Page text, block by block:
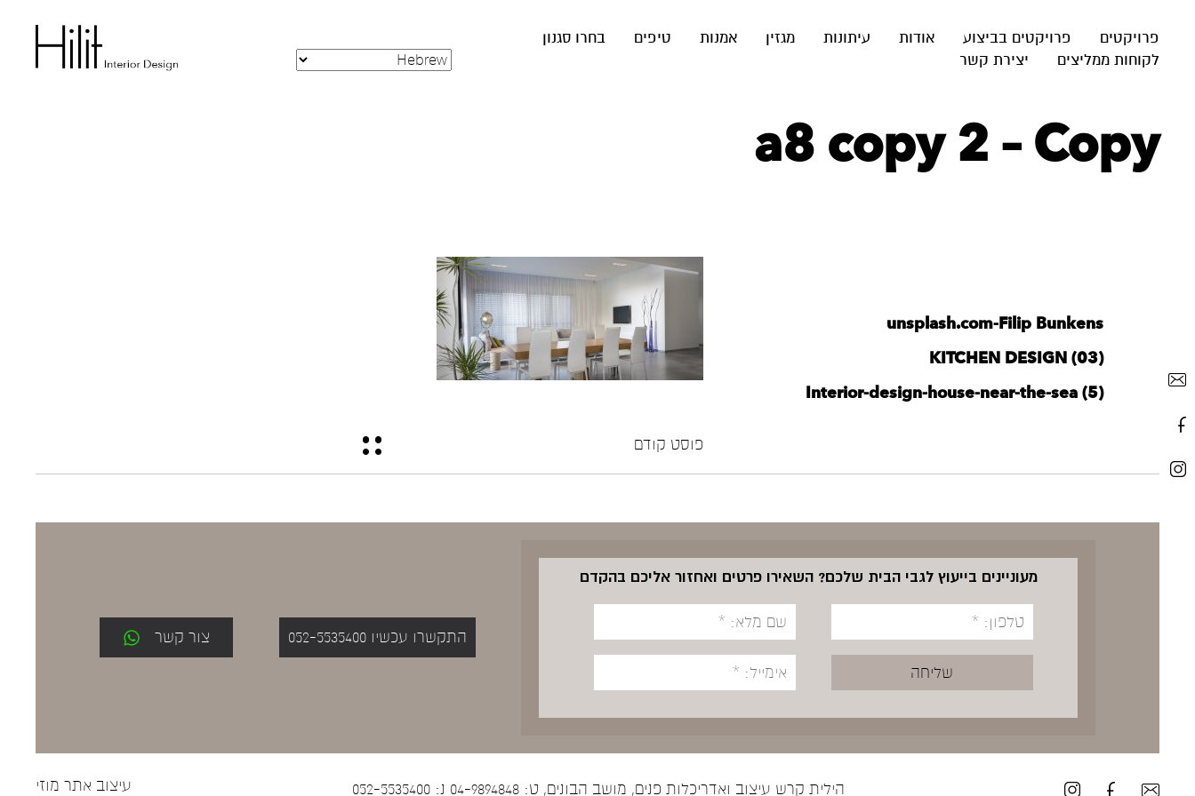
פרויקטים פרויקטים בביצוע אודות עיתונות מגזין אמנות טיפים
בחרו סגנון
לקוחות ממליצים
יצירת קשר
a8 copy 2 – Copy
unsplash.com-Filip Bunkens
KITCHEN DESIGN (03)
Interior-design-house-near-the-sea (5)
פוסט קודם
מעוניינים בייעוץ לגבי הבית שלכם? השאירו פרטים ואחזור אליכם בהקדם
התקשרו עכשיו 052-5535400 צור קשר
הילית קרש עיצוב ואדריכלות פנים, מושב הבונים, ט: 04-9894848 נ: 052-5535400 עיצוב אתר מוזי